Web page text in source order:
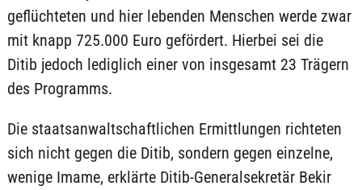
geflüchteten und hier lebenden Menschen werde zwar
mit knapp 725.000 Euro gefördert. Hierbei sei die
Ditib jedoch lediglich einer von insgesamt 23 Trägern
des Programms.
Die staatsanwaltschaftlichen Ermittlungen richteten
sich nicht gegen die Ditib, sondern gegen einzelne,
wenige Imame, erklärte Ditib-Generalsekretär Bekir